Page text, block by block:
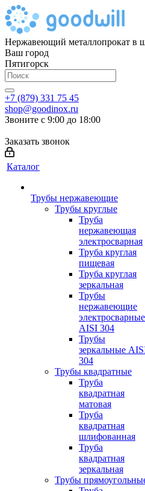
Нержавеющий металлопрокат в
Ваш город
Пятигорск
+7 (879) 331 75 45
shop@goodinox.ru
Звоните с 9:00 до 18:00
Заказать звонок
Каталог
Трубы нержавеющие
Трубы круглые
Труба
нержавеющая
электросварная
Труба круглая
пищевая
Труба круглая
зеркальная
Трубы
нержавеющие
электросварные
AISI 304
Трубы
зеркальные
304
Трубы квадратные
Труба
квадратная
матовая
Труба
квадратная
шлифованная
Труба
квадратная
зеркальная
Трубы